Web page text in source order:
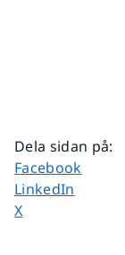
Dela sidan på:
Dela sidan på
Facebook
Dela sidan på
LinkedIn
Dela sidan på
X